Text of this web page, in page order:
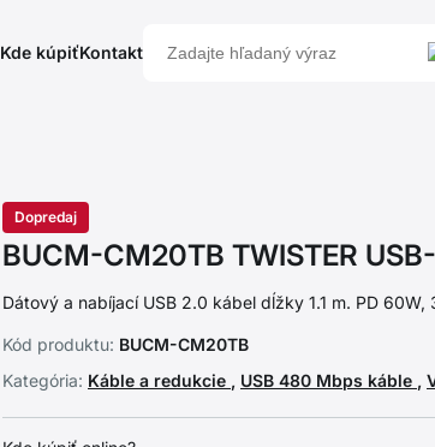
Kde kúpiťKontakt
Dopredaj
BUCM-CM20TB TWISTER
Dátový a nabíjací USB 2.0 kábel dĺžky 1.1 m. PD 60W,
Kód produktu: BUCM-CM20TB
Kategória: Káble a redukcie , USB 480 Mbps káble ,